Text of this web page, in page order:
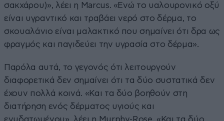
σακχάρου)», λέει η Marcus. «Ενώ το υαλουρονικό οξύ
είναι υγραντικό και τραβάει νερό στο δέρμα, το
σκουαλάνιο είναι μαλακτικό που σημαίνει ότι δρα ως
φραγμός και παγιδεύει την υγρασία στο δέρμα».
Παρόλα αυτά, το γεγονός ότι λειτουργούν
διαφορετικά δεν σημαίνει ότι τα δύο συστατικά δεν
έχουν πολλά κοινά. «Και τα δύο βοηθούν στη
διατήρηση ενός δέρματος υγιούς και
ενυδατωμένου», λέει η Murphy-Rose. «Και τα δύο